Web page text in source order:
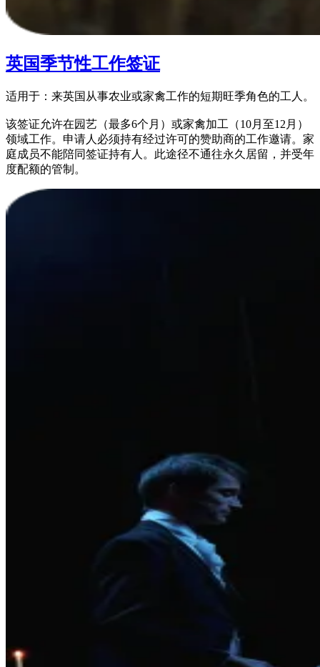
英国季节性工作签证
适用于：来英国从事农业或家禽工作的短期旺季角色的工人。
该签证允许在园艺（最多6个月）或家禽加工（10月至12月）
领域工作。申请人必须持有经过许可的赞助商的工作邀请。家
庭成员不能陪同签证持有人。此途径不通往永久居留，并受年
度配额的管制。